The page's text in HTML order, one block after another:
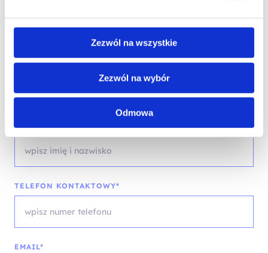
Zezwól na wszystkie
Zezwól na wybór
Odmowa
Skontaktuj się z naszym doradcą
TELEFON KONTAKTOWY*
EMAIL*